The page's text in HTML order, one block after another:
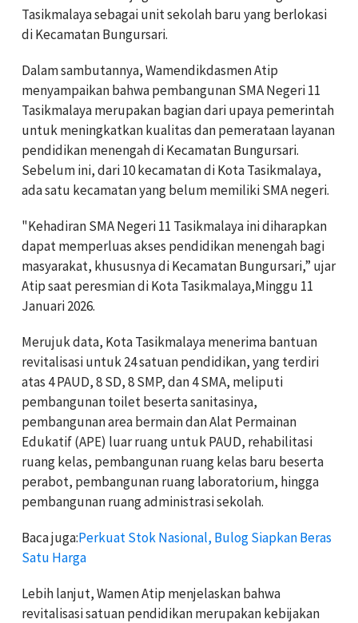
Tasikmalaya sebagai unit sekolah baru yang berlokasi
di Kecamatan Bungursari.
Dalam sambutannya, Wamendikdasmen Atip
menyampaikan bahwa pembangunan SMA Negeri 11
Tasikmalaya merupakan bagian dari upaya pemerintah
untuk meningkatkan kualitas dan pemerataan layanan
pendidikan menengah di Kecamatan Bungursari.
Sebelum ini, dari 10 kecamatan di Kota Tasikmalaya,
ada satu kecamatan yang belum memiliki SMA negeri.
"Kehadiran SMA Negeri 11 Tasikmalaya ini diharapkan
dapat memperluas akses pendidikan menengah bagi
masyarakat, khususnya di Kecamatan Bungursari,” ujar
Atip saat peresmian di Kota Tasikmalaya,Minggu 11
Januari 2026.
Merujuk data, Kota Tasikmalaya menerima bantuan
revitalisasi untuk 24 satuan pendidikan, yang terdiri
atas 4 PAUD, 8 SD, 8 SMP, dan 4 SMA, meliputi
pembangunan toilet beserta sanitasinya,
pembangunan area bermain dan Alat Permainan
Edukatif (APE) luar ruang untuk PAUD, rehabilitasi
ruang kelas, pembangunan ruang kelas baru beserta
perabot, pembangunan ruang laboratorium, hingga
pembangunan ruang administrasi sekolah.
Baca juga:Perkuat Stok Nasional, Bulog Siapkan Beras
Satu Harga
Lebih lanjut, Wamen Atip menjelaskan bahwa
revitalisasi satuan pendidikan merupakan kebijakan